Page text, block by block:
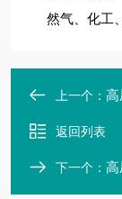
然气、化工
上一个： 高
返回列表
下一个： 高